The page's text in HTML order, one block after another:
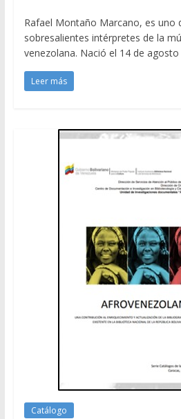
Rafael Montaño Marcano, es uno
sobresalientes intérpretes de la
venezolana. Nació el 14 de agosto
Leer más
Catálogo